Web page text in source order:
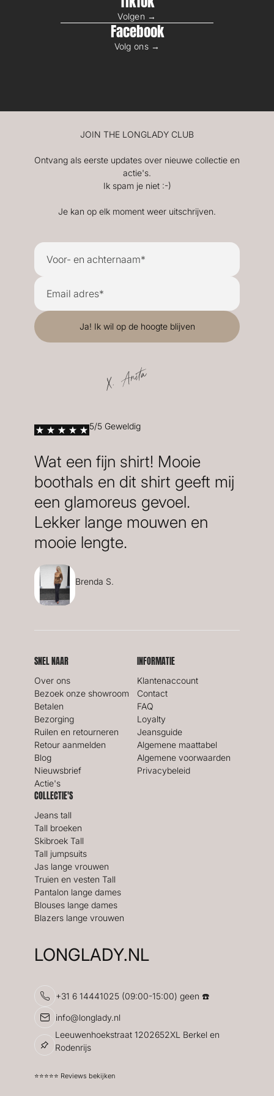
Volgen →
Facebook
Volg ons →
JOIN THE LONGLADY CLUB
Ontvang als eerste updates over nieuwe collectie en
actie's.
Ik spam je niet :-)
Je kan op elk moment weer uitschrijven.
X. Anita
5/5 Geweldig
Wat een fijn shirt! Mooie
boothals en dit shirt geeft mij
een glamoreus gevoel.
Lekker lange mouwen en
mooie lengte.
Brenda S.
SNEL NAAR
Over ons
Bezoek onze showroom
Betalen
Bezorging
Ruilen en retourneren
Retour aanmelden
Blog
Nieuwsbrief
Actie's
INFORMATIE
Klantenaccount
Contact
FAQ
Loyalty
Jeansguide
Algemene maattabel
Algemene voorwaarden
Privacybeleid
COLLECTIE'S
Jeans tall
Tall broeken
Skibroek Tall
Tall jumpsuits
Jas lange vrouwen
Truien en vesten Tall
Pantalon lange dames
Blouses lange dames
Blazers lange vrouwen
LONGLADY.NL
+31 6 14441025 (09:00-15:00) geen ☎️
info@longlady.nl
Leeuwenhoekstraat 1202652XL Berkel en
Rodenrijs
⭐️⭐️⭐️⭐️⭐️ Reviews bekijken